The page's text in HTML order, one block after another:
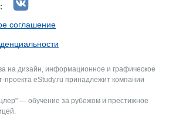
соглашение
на дизайн, информационное и графическое
проекта eStudy.ru принадлежит компании
— обучение за рубежом и престижное